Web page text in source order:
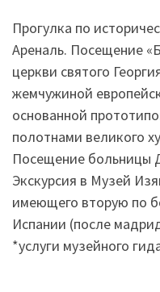
Прогулка по
Ареналь. Посещение
церкви святого
жемчужиной
основанной
полотнами великого
Посещение больницы
Экскурсия в Музей
имеющего вторую по
Испании (после
*услуги музейного